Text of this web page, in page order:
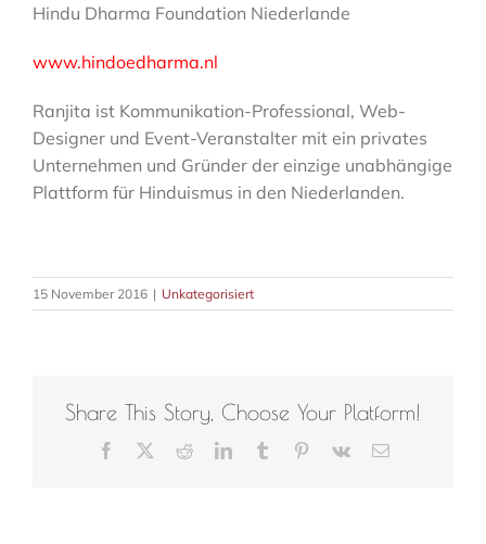
Hindu Dharma Foundation Niederlande
www.hindoedharma.nl
Ranjita ist Kommunikation-Professional, Web-
Designer und Event-Veranstalter mit ein privates
Unternehmen und Gründer der einzige unabhängige
Plattform für Hinduismus in den Niederlanden.
15 November 2016 | Unkategorisiert
Share This Story, Choose Your Platform!
Facebook RedditLinkedInTumblr Pinterest
Vk
E-